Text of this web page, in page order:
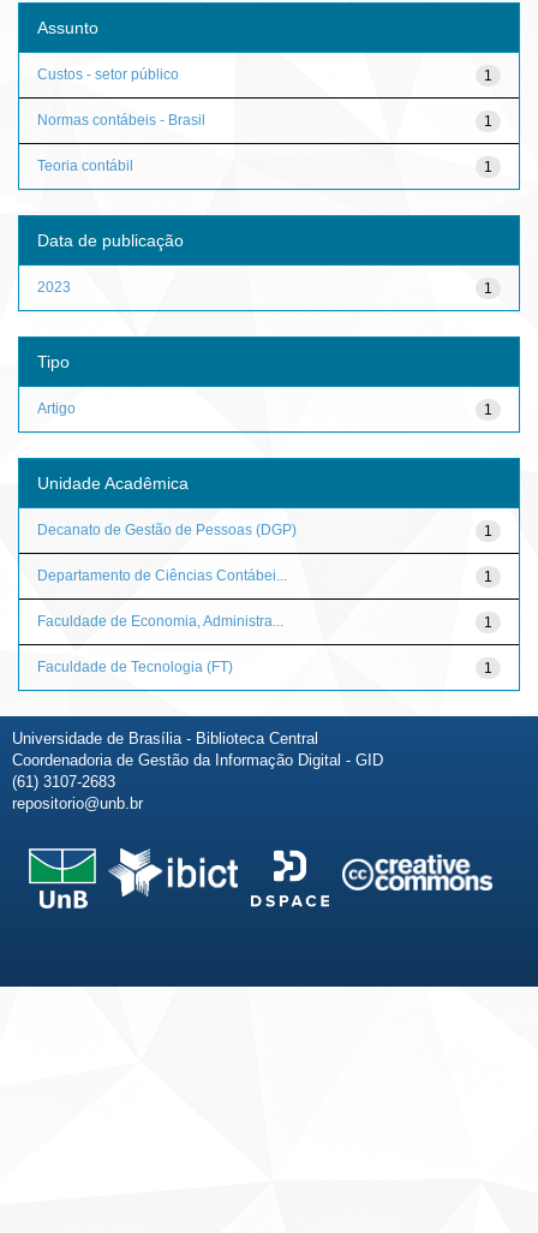
Assunto
1
Custos - setor público
1
Normas contábeis - Brasil
1
Teoria contábil
Data de publicação
1
2023
Tipo
1
Artigo
Unidade Acadêmica
1
Decanato de Gestão de Pessoas (DGP)
1
Departamento de Ciências Contábei...
1
Faculdade de Economia, Administra...
1
Faculdade de Tecnologia (FT)
Universidade de Brasília - Biblioteca Central
Coordenadoria de Gestão da Informação Digital - GID
(61) 3107-2683
repositorio@unb.br